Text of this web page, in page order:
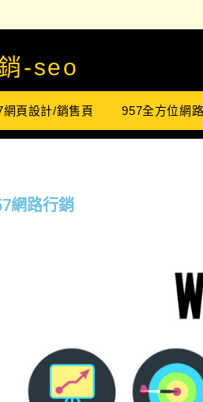
-seo
網頁設計/銷售頁 957全方位網
網路行銷